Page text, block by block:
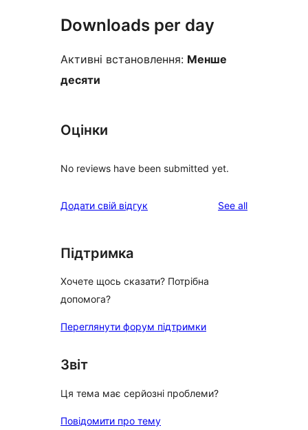
Downloads per day
Активні встановлення: Менше
десяти
Оцінки
No reviews have been submitted yet.
Додати свій відгук See allreviews
Підтримка
Хочете щось сказати? Потрібна
допомога?
Переглянути форум підтримки
Звіт
Ця тема має серйозні проблеми?
Повідомити про тему